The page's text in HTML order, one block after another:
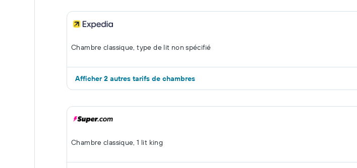
Chambre classique, type de lit non spécifié
Afficher 2 autres tarifs de chambres
Chambre classique, 1 lit king